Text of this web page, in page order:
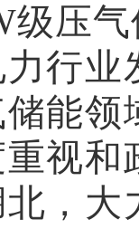
级压
行业
能领
视和
，